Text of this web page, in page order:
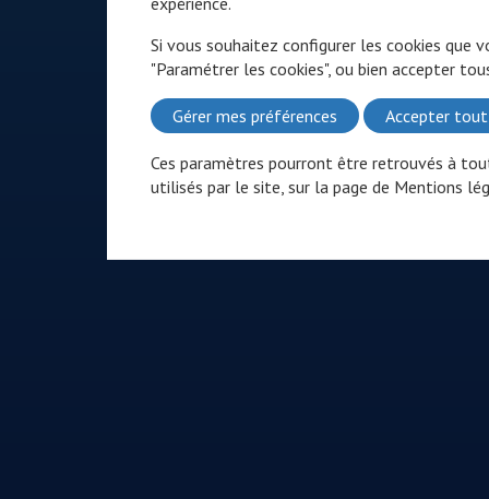
Si vous souhaitez configurer les cookies que
"Paramétrer les cookies", ou bien accepter
Gérer mes préférences Accepter tout
Ces paramètres pourront être retrouvés à
utilisés par le site, sur la page de Mentions